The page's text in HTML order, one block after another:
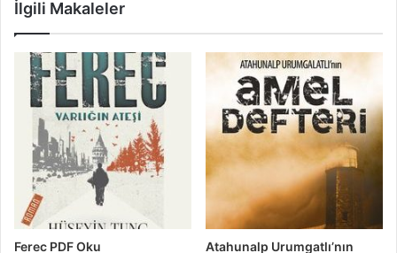
İlgili Makaleler
Ferec PDF Oku
Atahunalp Urumgatlı’nın